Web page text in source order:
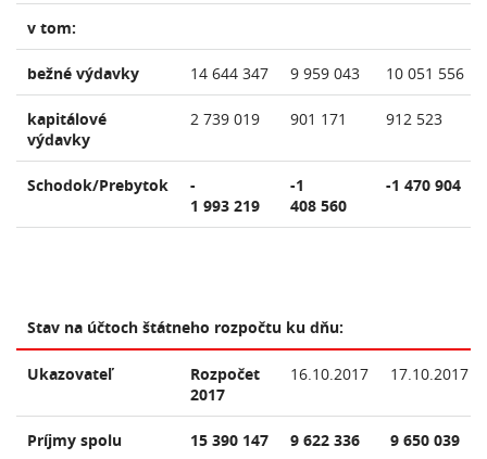
v tom:
bežné výdavky 14 644 347 9 959 043 10 051 556
kapitálové
výdavky
2 739 019 901 171 912 523
Schodok/Prebytok
-
1 993 219
-1
408 560
-1 470 904
Stav na účtoch štátneho rozpočtu ku dňu:
Ukazovateľ
Rozpočet
2017
16.10.2017 17.10.2017
Príjmy spolu 15 390 147 9 622 336 9 650 039